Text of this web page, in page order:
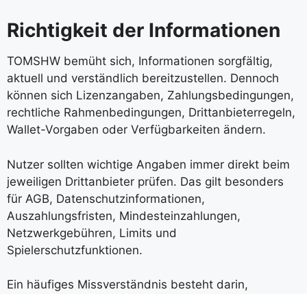
Richtigkeit der Informationen
TOMSHW bemüht sich, Informationen sorgfältig,
aktuell und verständlich bereitzustellen. Dennoch
können sich Lizenzangaben, Zahlungsbedingungen,
rechtliche Rahmenbedingungen, Drittanbieterregeln,
Wallet-Vorgaben oder Verfügbarkeiten ändern.
Nutzer sollten wichtige Angaben immer direkt beim
jeweiligen Drittanbieter prüfen. Das gilt besonders
für AGB, Datenschutzinformationen,
Auszahlungsfristen, Mindesteinzahlungen,
Netzwerkgebühren, Limits und
Spielerschutzfunktionen.
Ein häufiges Missverständnis besteht darin,